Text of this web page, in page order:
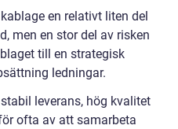
en relativt liten del
men en stor del av risken
till en strategisk
ledningar.
leverans, hög kvalitet
ofta av att samarbeta